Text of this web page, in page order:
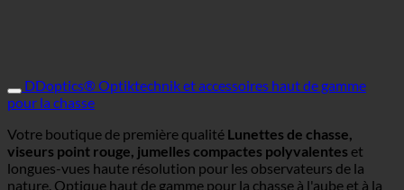
DDoptics® Optiktechnik et accessoires haut de gamme
pour la chasse
Votre boutique de première qualité Lunettes de chasse,
viseurs point rouge, jumelles compactes polyvalentes et
longues-vues haute résolution pour les observateurs de la
nature. Optique haut de gamme pour la chasse à l'aube et à la